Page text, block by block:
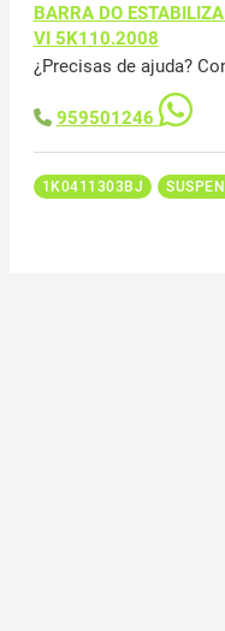
BARRA DO
VI 5K110.2008
¿Precisas de ajuda?
959501246
1K0411303BJ